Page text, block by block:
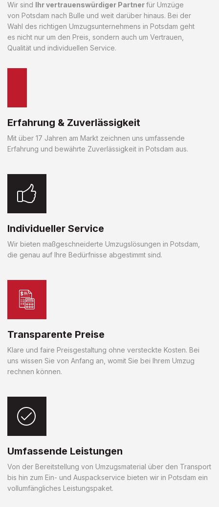
Wir sind Ihr vertrauenswürdiger Partnerfür Umzüge
von Potsdam nach Bulle und weit darüber hinaus. Bei der
Wahl des richtigen Umzugsunternehmens in Potsdam geht
es nicht nur um den Preis, sondern auch um Vertrauen,
Qualität und individuellen Service.
Erfahrung & Zuverlässigkeit
Mit über 17 Jahren am Markt zeichnen uns umfassende
Erfahrung und bewährte Zuverlässigkeit in Potsdam aus.
Individueller Service
Wir bieten maßgeschneiderte Umzugslösungen in Potsdam,
die genau auf Ihre Bedürfnisse abgestimmt sind.
Transparente Preise
Klare und faire Preisgestaltung ohne versteckte Kosten. Bei
uns wissen Sie von Anfang an, womit Sie bei Ihrem Umzug
rechnen können.
Umfassende Leistungen
Von der Bereitstellung von Umzugsmaterial über den Transport
bis hin zum Ein- und Auspackservice bieten wir in Potsdam ein
vollumfängliches Leistungspaket.